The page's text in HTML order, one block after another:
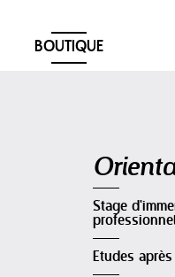
BOUTIQUE
Stage
Etudes